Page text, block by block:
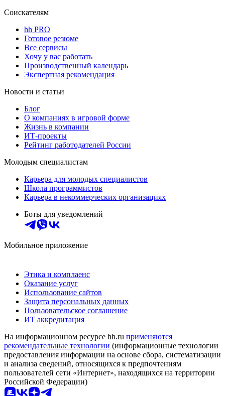
Соискателям
hh PRO
Готовое резюме
Все сервисы
Хочу у вас работать
Производственный календарь
Экспертная рекомендация
Новости и статьи
Блог
О компаниях в игровой форме
Жизнь в компании
ИТ-проекты
Рейтинг работодателей России
Молодым специалистам
Карьера для молодых специалистов
Школа программистов
Карьера в некоммерческих организациях
Боты для уведомлений
Мобильное приложение
Этика и комплаенс
Оказание услуг
Использование сайтов
Защита персональных данных
Пользовательское соглашение
ИТ аккредитация
На информационном ресурсе hh.ru применяются
рекомендательные технологии (информационные технологии
предоставления информации на основе сбора, систематизации
и анализа сведений, относящихся к предпочтениям
пользователей сети «Интернет», находящихся на территории
Российской Федерации)